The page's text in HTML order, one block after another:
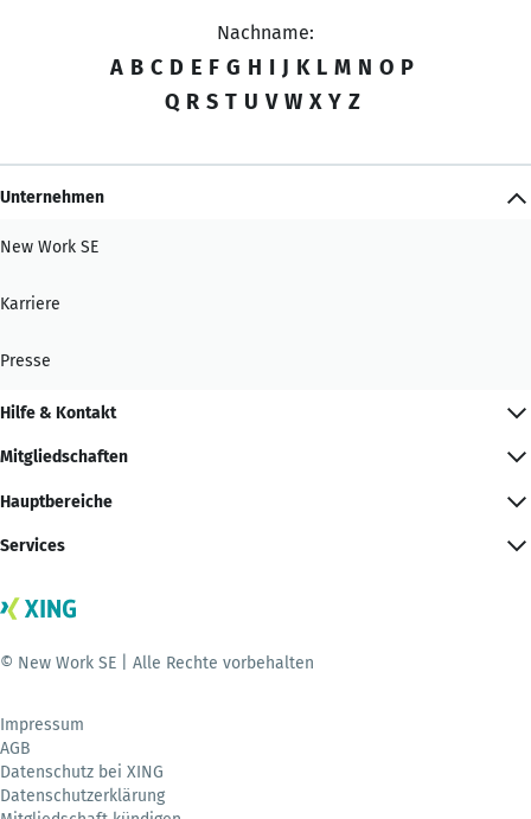
Nachname:
A B C D E F G H I J K L M N O P
Q R S T U V W X Y Z
Unternehmen
New Work SE
Karriere
Presse
Hilfe & Kontakt
Mitgliedschaften
Hauptbereiche
Services
© New Work SE | Alle Rechte vorbehalten
Impressum
AGB
Datenschutz bei XING
Datenschutzerklärung